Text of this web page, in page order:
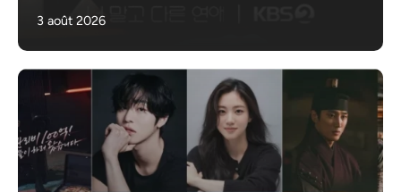
3 août 2026